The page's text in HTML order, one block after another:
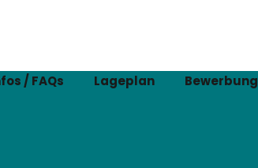
/ FAQs Lageplan Bewerbung